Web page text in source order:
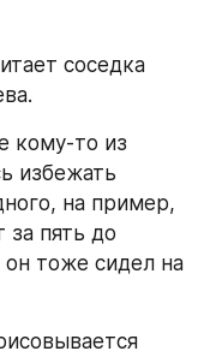
соседка
кому-то из
избежать
на пример,
за пять до
тоже сидел на